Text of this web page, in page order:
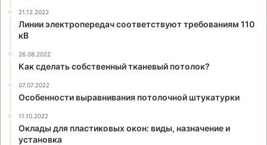
21.12.2022
Линии электропередач соответствуют требованиям 110
кВ
26.08.2022
Как сделать собственный тканевый потолок?
07.07.2022
Особенности выравнивания потолочной штукатурки
11.10.2022
Оклады для пластиковых окон: виды, назначение и
установка